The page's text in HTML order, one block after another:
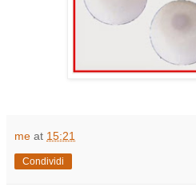
me at 15:21
Condividi